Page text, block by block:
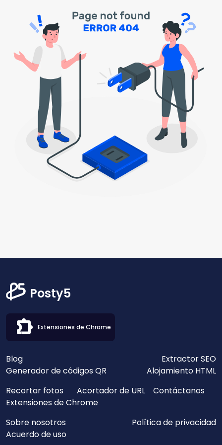
Posty5
Extensiones de Chrome
Blog
Extractor SEO
Generador de códigos QR
Alojamiento HTML
Recortar fotos
Acortador de URL
Contáctanos
Extensiones de Chrome
Sobre nosotros
Política de privacidad
Acuerdo de uso